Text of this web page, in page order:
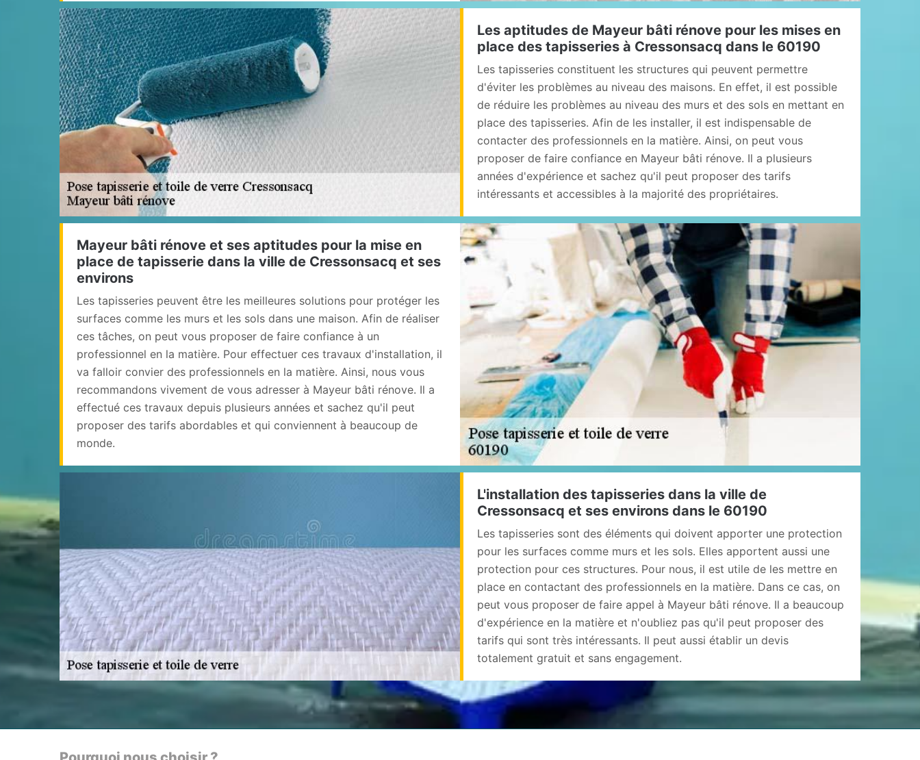
Les aptitudes de Mayeur bâti rénove pour les mises en
place des tapisseries à Cressonsacq dans le 60190
Les tapisseries constituent les structures qui peuvent permettre
d'éviter les problèmes au niveau des maisons. En effet, il est possible
de réduire les problèmes au niveau des murs et des sols en mettant en
place des tapisseries. Afin de les installer, il est indispensable de
contacter des professionnels en la matière. Ainsi, on peut vous
proposer de faire confiance en Mayeur bâti rénove. Il a plusieurs
années d'expérience et sachez qu'il peut proposer des tarifs
intéressants et accessibles à la majorité des propriétaires.
Mayeur bâti rénove et ses aptitudes pour la mise en
place de tapisserie dans la ville de Cressonsacq et ses
environs
Les tapisseries peuvent être les meilleures solutions pour protéger les
surfaces comme les murs et les sols dans une maison. Afin de réaliser
ces tâches, on peut vous proposer de faire confiance à un
professionnel en la matière. Pour effectuer ces travaux d'installation, il
va falloir convier des professionnels en la matière. Ainsi, nous vous
recommandons vivement de vous adresser à Mayeur bâti rénove. Il a
effectué ces travaux depuis plusieurs années et sachez qu'il peut
proposer des tarifs abordables et qui conviennent à beaucoup de
monde.
L'installation des tapisseries dans la ville de
Cressonsacq et ses environs dans le 60190
Les tapisseries sont des éléments qui doivent apporter une protection
pour les surfaces comme murs et les sols. Elles apportent aussi une
protection pour ces structures. Pour nous, il est utile de les mettre en
place en contactant des professionnels en la matière. Dans ce cas, on
peut vous proposer de faire appel à Mayeur bâti rénove. Il a beaucoup
d'expérience en la matière et n'oubliez pas qu'il peut proposer des
tarifs qui sont très intéressants. Il peut aussi établir un devis
totalement gratuit et sans engagement.